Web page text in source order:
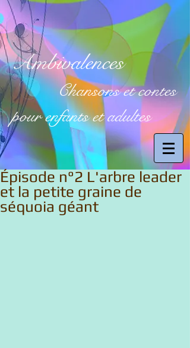
Ambivalences
Chansons et contes
pour enfants et adultes
Épisode n°2 L'arbre leader
et la petite graine de
séquoia géant